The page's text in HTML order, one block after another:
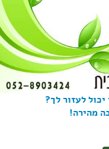
לעזור לך?
מהירה!